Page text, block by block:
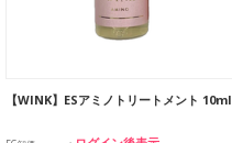
【WINK】ESアミノトリートメント 10ml